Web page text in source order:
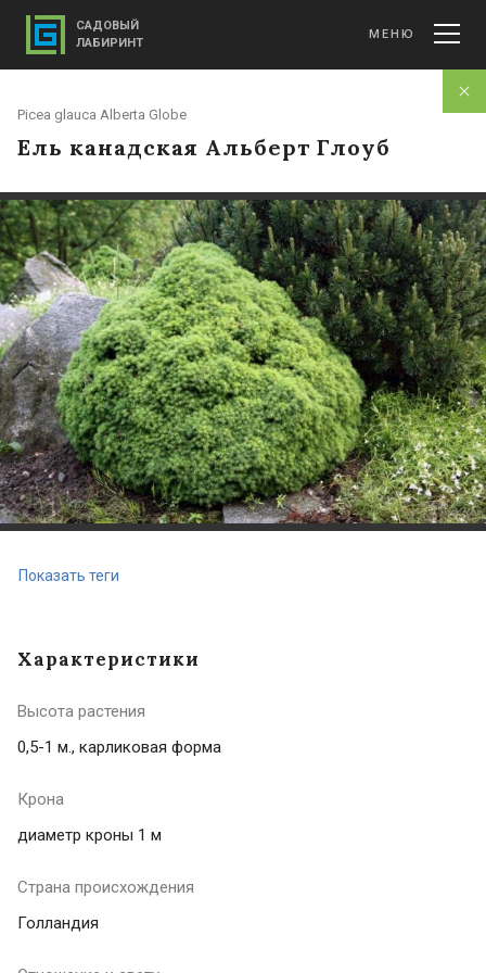
Picea glauca Alberta Globe
Ель канадская Альберт Глоуб
Показать теги
Характеристики
Высота растения
0,5-1 м., карликовая форма
Крона
диаметр кроны 1 м
Страна происхождения
Голландия
САДОВЫЙ
ЛАБИРИНТ
МЕНЮ